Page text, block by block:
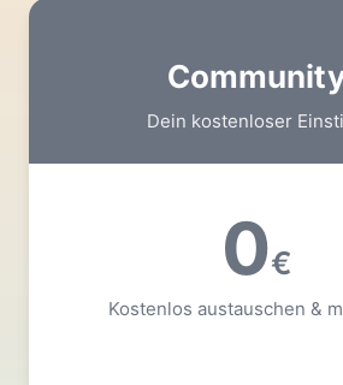
Dein kostenloser
0€
Kostenlos austauschen &